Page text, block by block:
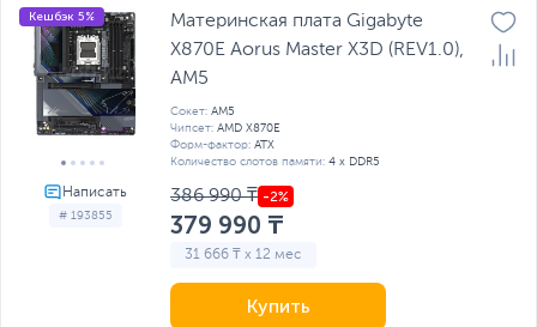
# 193855
Кешбэк 5%
Материнская плата Gigabyte
X870E Aorus Master X3D (REV1.0),
AM5
Сокет: AM5
Чипсет: AMD X870E
Форм-фактор: ATX
Количество слотов памяти: 4 x DDR5
386 990 ₸
379 990 ₸
31 666 ₸ x 12 мес
Купить